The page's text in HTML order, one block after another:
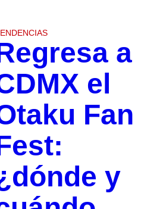
a
el
Fan
y